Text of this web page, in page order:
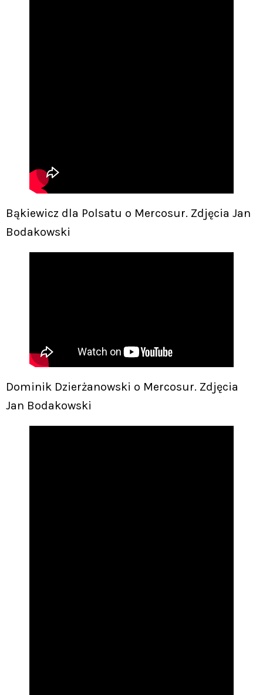
Bąkiewicz dla Polsatu o Mercosur. Zdjęcia Jan
Bodakowski
Dominik Dzierżanowski o Mercosur. Zdjęcia
Jan Bodakowski